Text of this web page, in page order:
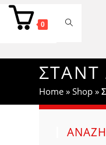
0 TOGGLE
WEBSITE
SEARCH
ΣΤΑΝΤ
Home »Shop »